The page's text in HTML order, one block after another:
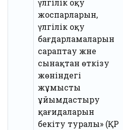
үлгілік оқу
жоспарларын,
үлгілік оқу
бағдарламаларын
сараптау және
сынақтан өткізу
жөніндегі
жұмысты
ұйымдастыру
қағидаларын
бекіту туралы» (ҚР